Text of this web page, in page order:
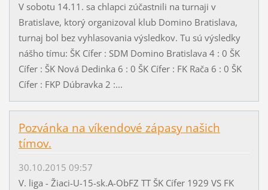
V sobotu 14.11. sa chlapci zúčastnili na turnaji v
Bratislave, ktorý organizoval klub Domino Bratislava,
turnaj bol bez vyhlasovania výsledkov. Tu sú výsledky
nášho tímu: ŠK Cífer : SDM Domino Bratislava 4 : 0 ŠK
Cífer : ŠK Nová Dedinka 6 : 0 ŠK Cífer : FK Rača 6 : 0 ŠK
Cífer : FKP Dúbravka 2 :...
Pozvánka na víkendové zápasy našich
tímov.
30.10.2015 09:57
V. liga - Žiaci-U-15-sk.A-ObFZ TT ŠK Cífer 1929 VS FK